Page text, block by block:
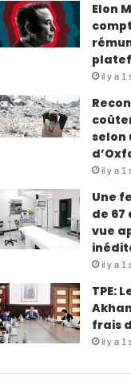
Elon
il y a 1
selon
il y a 1
Une
de 67
vue
il y a 1
TPE:
frais
il y a 1